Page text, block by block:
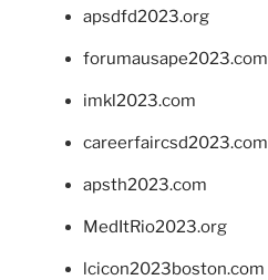
apsdfd2023.org
forumausape2023.com
imkl2023.com
careerfaircsd2023.com
apsth2023.com
MedItRio2023.org
lcicon2023boston.com